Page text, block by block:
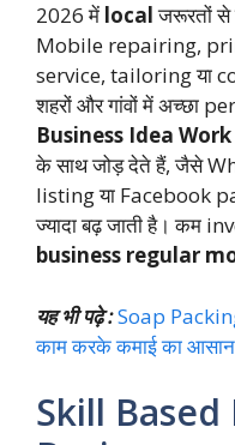
2026 में localजरूरतों
Mobile repairing,
service, tailoring या
शहरों और गांवों में अच्छा
Business Idea
के साथ जोड़ देते हैं, जैसे
listing या Facebook
ज्यादा बढ़ जाती है। कम
business regular
यह भी पढ़े :Soap
काम करके कमाई का आसान
Skill Based